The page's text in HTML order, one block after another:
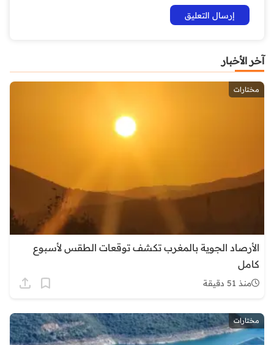
آخر الأخبار
مختارات
الأرصاد الجوية بالمغرب تكشف توقعات الطقس لأسبوع
كامل
منذ 51 دقيقة
مختارات